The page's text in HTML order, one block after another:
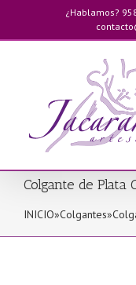
contenido
¿Hablamos?
Colgante de Plata
INICIO»Colgantes»